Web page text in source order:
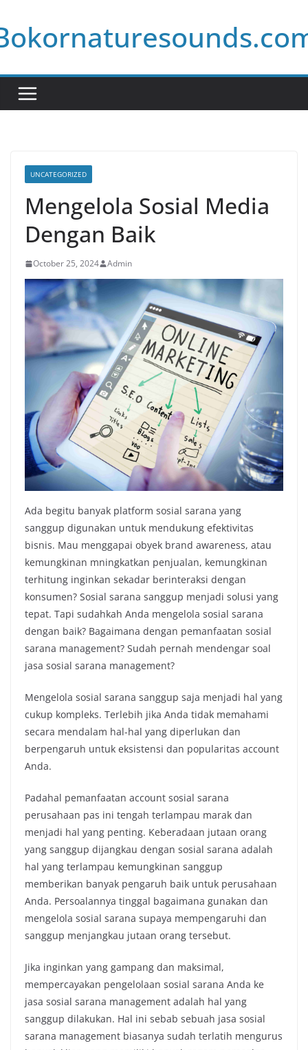
to
content
UNCATEGORIZED
Mengelola Sosial Media
Dengan Baik
October 25, 2024 Admin
Ada begitu banyak platform sosial sarana yang
sanggup digunakan untuk mendukung efektivitas
bisnis. Mau menggapai obyek brand awareness, atau
kemungkinan mningkatkan penjualan, kemungkinan
terhitung inginkan sekadar berinteraksi dengan
konsumen? Sosial sarana sanggup menjadi solusi yang
tepat. Tapi sudahkah Anda mengelola sosial sarana
dengan baik? Bagaimana dengan pemanfaatan sosial
sarana management? Sudah pernah mendengar soal
jasa sosial sarana management?
Mengelola sosial sarana sanggup saja menjadi hal yang
cukup kompleks. Terlebih jika Anda tidak memahami
secara mendalam hal-hal yang diperlukan dan
berpengaruh untuk eksistensi dan popularitas account
Anda.
Padahal pemanfaatan account sosial sarana
perusahaan pas ini tengah terlampau marak dan
menjadi hal yang penting. Keberadaan jutaan orang
yang sanggup dijangkau dengan sosial sarana adalah
hal yang terlampau kemungkinan sanggup
memberikan banyak pengaruh baik untuk perusahaan
Anda. Persoalannya tinggal bagaimana gunakan dan
mengelola sosial sarana supaya mempengaruhi dan
sanggup menjangkau jutaan orang tersebut.
Jika inginkan yang gampang dan maksimal,
mempercayakan pengelolaan sosial sarana Anda ke
jasa sosial sarana management adalah hal yang
sanggup dilakukan. Hal ini sebab sebuah jasa sosial
sarana management biasanya sudah terlatih mengurus